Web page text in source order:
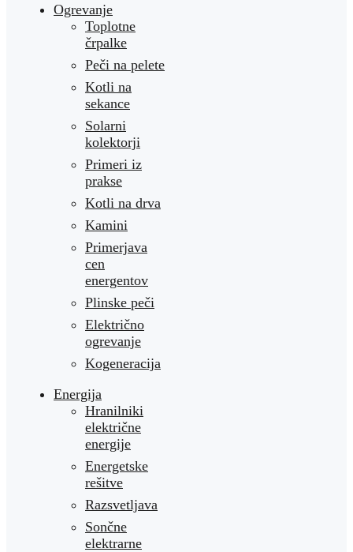
Ogrevanje
Toplotne
črpalke
Peči na pelete
Kotli na
sekance
Solarni
kolektorji
Primeri iz
prakse
Kotli na drva
Kamini
Primerjava
cen
energentov
Plinske peči
Električno
ogrevanje
Kogeneracija
Energija
Hranilniki
električne
energije
Energetske
rešitve
Razsvetljava
Sončne
elektrarne